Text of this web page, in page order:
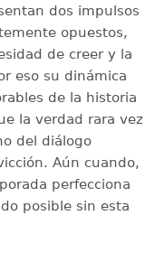
dos impulsos
opuestos,
de creer y la
eso su dinámica
de la historia
la verdad rara vez
del diálogo
Aún cuando,
perfecciona
posible sin esta